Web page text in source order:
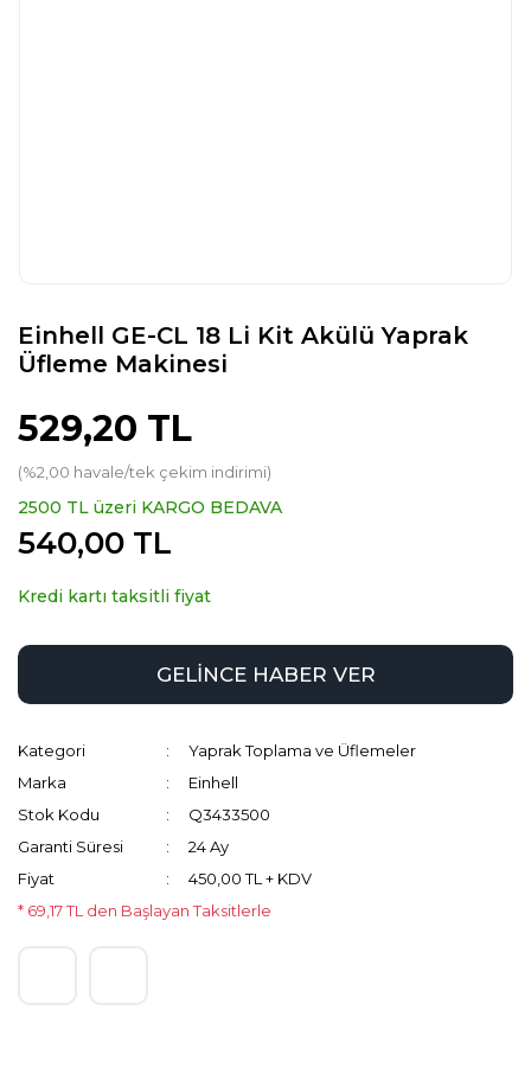
Einhell GE-CL 18 Li Kit Akülü Yaprak
Üfleme Makinesi
529,20 TL
(%2,00 havale/tek çekim indirimi)
2500 TL üzeri KARGO BEDAVA
540,00 TL
Kredi kartı taksitli fiyat
GELİNCE HABER VER
Kategori
Yaprak Toplama ve Üflemeler
Marka
Einhell
Stok Kodu
Q3433500
Garanti Süresi
24 Ay
Fiyat
450,00 TL + KDV
* 69,17 TL den Başlayan Taksitlerle